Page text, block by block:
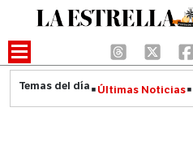
Últimas Noticias